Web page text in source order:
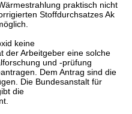
praktisch nicht
Stoffdurchsatzes Ak
keine
der Arbeitgeber eine solche
und -prüfung
Dem Antrag sind die
Die Bundesanstalt für
die